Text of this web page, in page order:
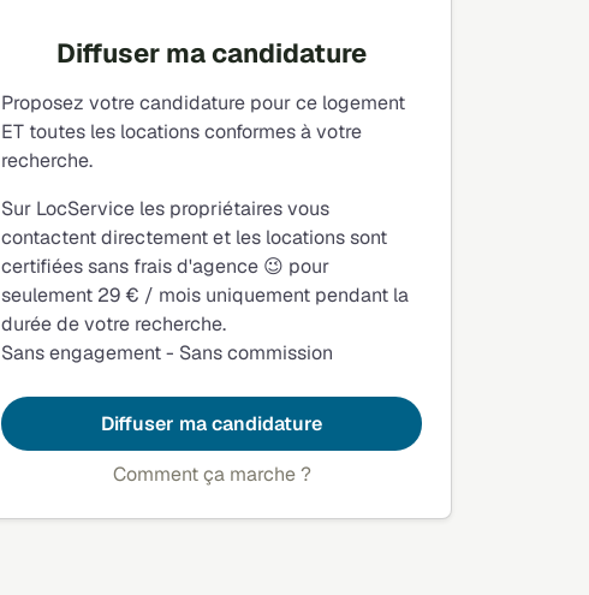
Diffuser ma candidature
Proposez votre candidature pour ce logement
ET toutes les locations conformes à votre
recherche.
Sur LocService les propriétaires vous
contactent directement et les locations sont
certifiées sans frais d'agence 😉 pour
seulement 29 € / mois uniquement pendant la
durée de votre recherche.
Sans engagement - Sans commission
Diffuser ma candidature
Comment ça marche ?